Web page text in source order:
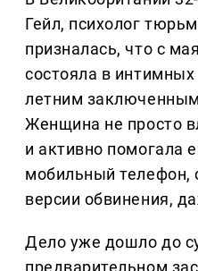
Гейл, психолог
призналась, что с
состояла в
летним
Женщина не просто
и активно помогала
мобильный телефон,
версии обвинения,
Дело уже дошло до
предварительном